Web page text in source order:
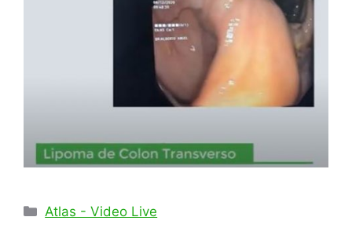
Categorías
Atlas - Video Live